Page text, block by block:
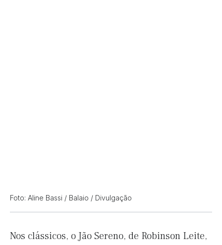
Foto: Aline Bassi / Balaio / Divulgação
Nos clássicos, o Jão Sereno, de Robinson Leite,